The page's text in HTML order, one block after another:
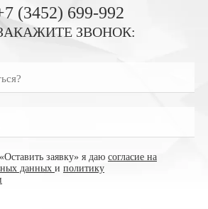
(3452) 699-992
ЗВОНОК:
персональных данных
заявку» я даю согласие на
данных и политику